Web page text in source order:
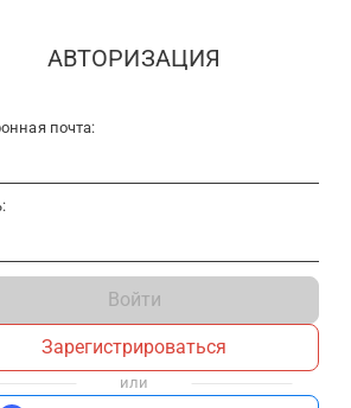
АВТОРИЗАЦИЯ
почта:
Войти
Зарегистрироваться
или